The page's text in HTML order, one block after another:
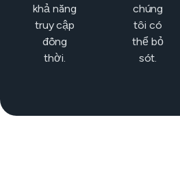
khả năng
truy cập
đồng
thời.
chúng
tôi có
thể bỏ
sót.